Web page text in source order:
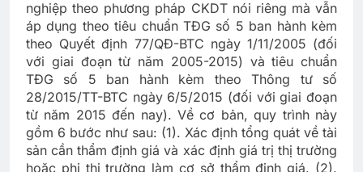
nghiệp theo phương pháp CKDT nói riêng mà vẫn
áp dụng theo tiêu chuẩn TĐG số 5 ban hành kèm
theo Quyết định 77/QĐ-BTC ngày 1/11/2005 (đối
với giai đoạn từ năm 2005-2015) và tiêu chuẩn
TĐG số 5 ban hành kèm theo Thông tư số
28/2015/TT-BTC ngày 6/5/2015 (đối với giai đoạn
từ năm 2015 đến nay). Về cơ bản, quy trình này
gồm 6 bước như sau: (1). Xác định tổng quát về tài
sản cần thẩm định giá và xác định giá trị thị trường
hoặc phi thị trường làm cơ sở thẩm định giá. (2).